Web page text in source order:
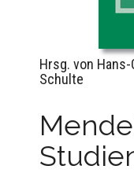
Hrsg. von
Schulte